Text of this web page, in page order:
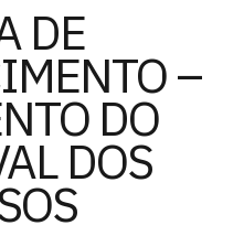
DE
–
DO
DOS